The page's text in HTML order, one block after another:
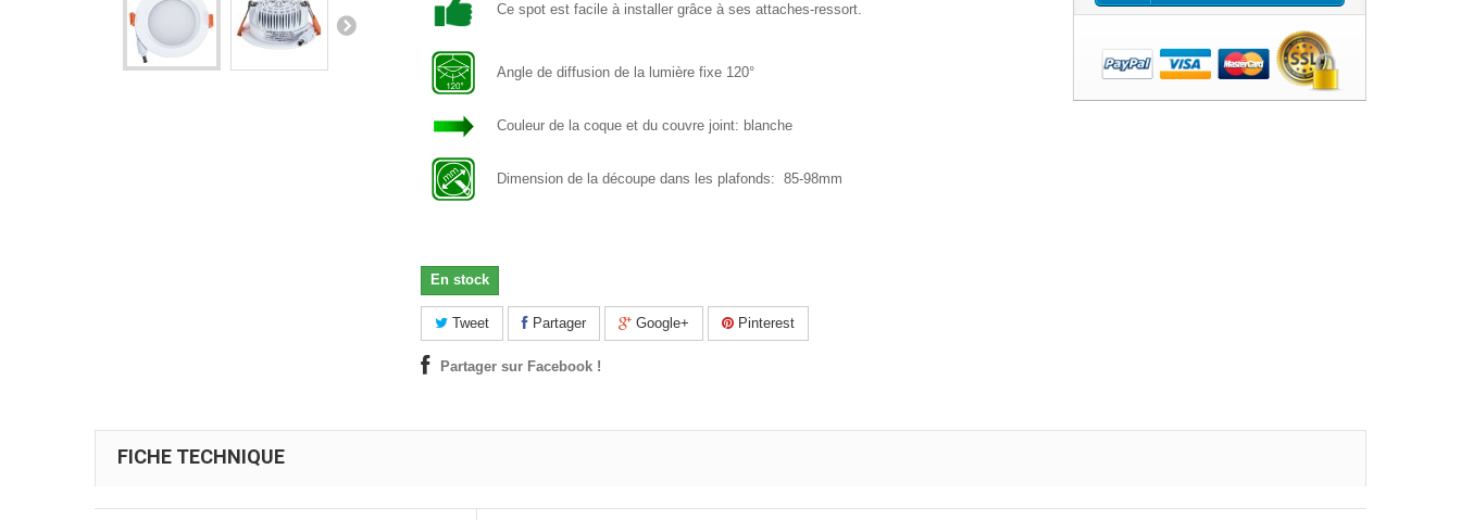
Ce spot est facile à installer grâce à ses attaches-ressort.
Angle de diffusion de la lumière fixe 120°
Couleur de la coque et du couvre joint: blanche
Dimension de la découpe dans les plafonds: 85-98mm
En stock
Tweet Partager Google+ Pinterest
Partager sur Facebook !
FICHE TECHNIQUE